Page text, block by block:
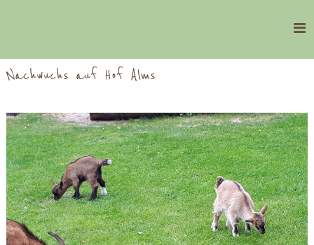
content
Alms
Veerßen
&
Kindertagespflege
Nachwuchs auf Hof Alms